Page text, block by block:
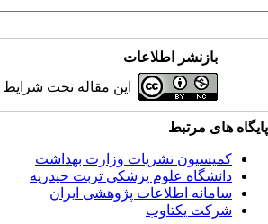
بازنشر اطلاعات
این مقاله تحت شرایط
پایگاه های مرتبط
کمیسیون نشریات وزارت بهداشت
دانشگاه علوم پزشکی تربت حیدریه
سامانه اطلاعات پژوهشی ایران
شرکت یکتاوب